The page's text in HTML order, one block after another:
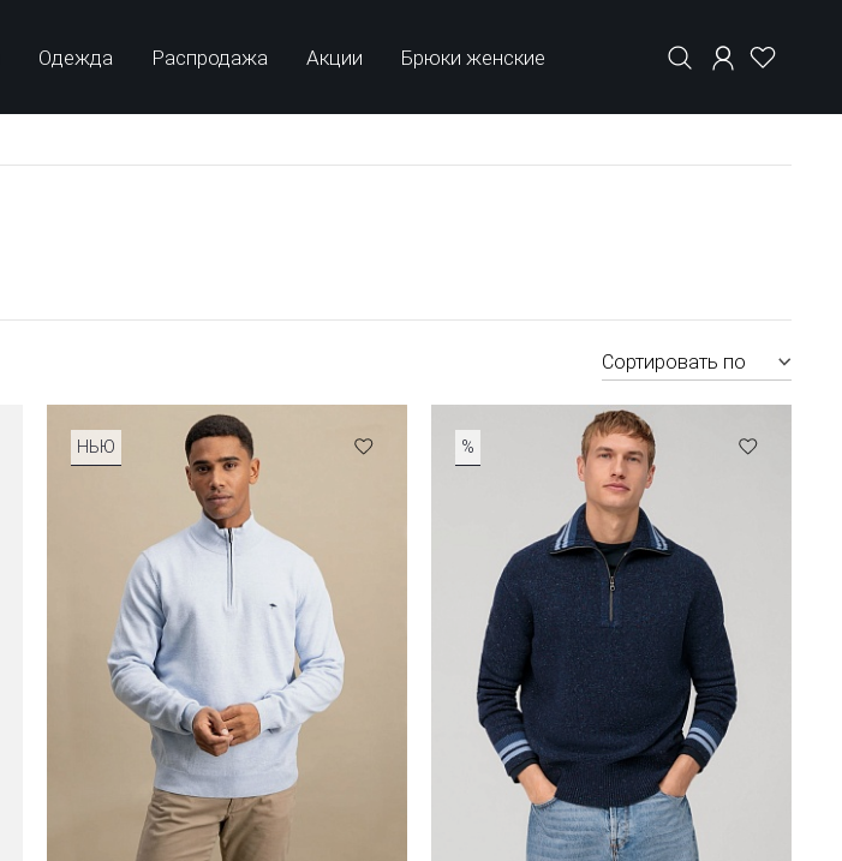
Одежда Распродажа Акции Брюки женские
Сортировать по
НЬЮ %